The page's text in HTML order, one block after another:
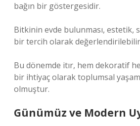
bağın bir göstergesidir.
Bitkinin evde bulunması, estetik,
bir tercih olarak
Bu dönemde itır, hem dekoratif
bir ihtiyaç olarak toplumsal
olmuştur.
Günümüz ve Modern